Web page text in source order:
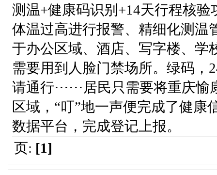
测温+健康码识别+14天行程核
体温过高进行报警、精细化测温
于办公区域、酒店、写字楼、学
需要用到人脸门禁场所。绿码，
请通行······居民只需要将重庆
区域，“叮”地一声便完成了健
数据平台，完成登记上报。
页: [1]